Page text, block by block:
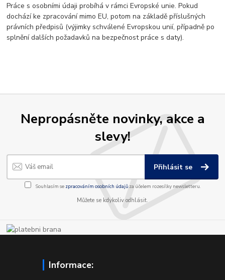
Práce s osobními údaji probíhá v rámci Evropské unie. Pokud
dochází ke zpracování mimo EU, potom na základě příslušných
právních předpisů (výjimky schválené Evropskou unií, případně po
splnění dalších požadavků na bezpečnost práce s daty).
Nepropásněte novinky, akce a
slevy!
Přihlásit se
Souhlasím se zpracováním osobních údajůza účelem rozesílky newsletteru.
Můžete se kdykoliv odhlásit.
Informace: